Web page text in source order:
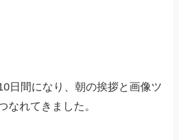
日間になり、朝の挨拶と画像ツ
なれてきました。